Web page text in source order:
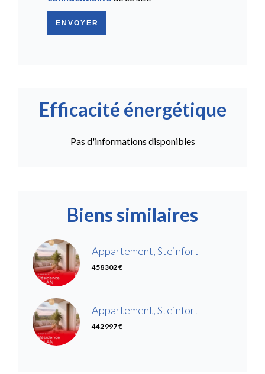
ENVOYER
Efficacité énergétique
Pas d'informations disponibles
Biens similaires
Appartement, Steinfort
458 302 €
Appartement, Steinfort
442 997 €